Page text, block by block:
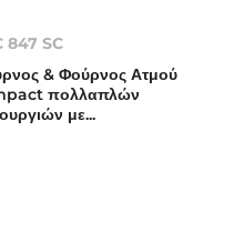
847 SC
& Φούρνος Ατμού
πολλαπλών
με...